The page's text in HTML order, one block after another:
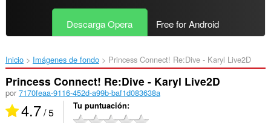
Descarga Opera Free for Android
Inicio Imágenes de fondo Princess Connect! Re:Dive - Karyl Live2D‎
Princess Connect! Re:Dive - Karyl Live2D
por 7170feaa-9116-452d-a99b-baf1d083638a
4.7/ 5 Tu puntuación